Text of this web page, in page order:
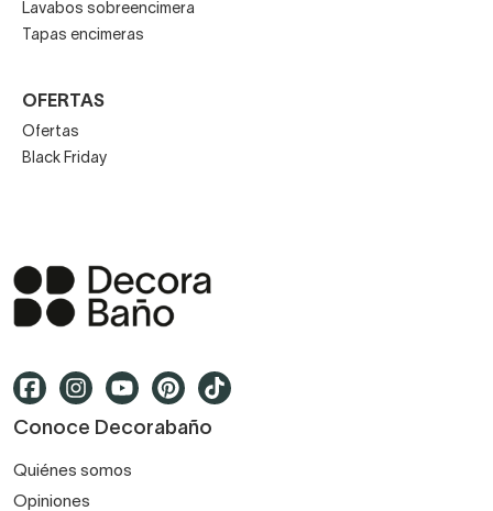
Lavabos sobreencimera
Tapas encimeras
OFERTAS
Ofertas
Black Friday
Conoce Decorabaño
Quiénes somos
Opiniones